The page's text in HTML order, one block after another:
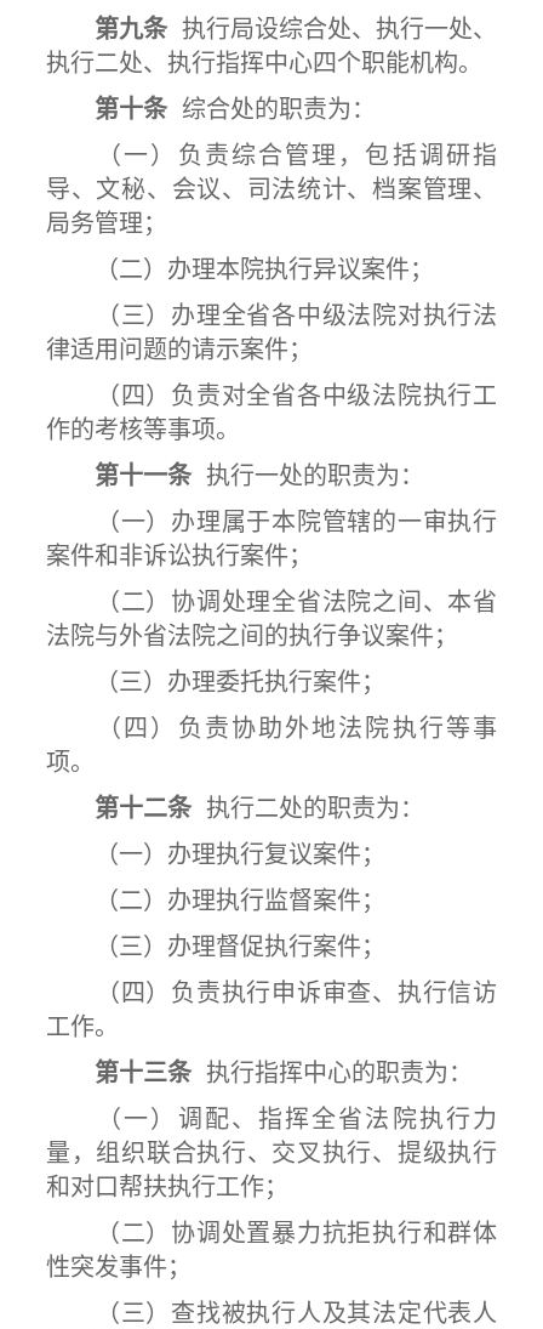
第九条 执行局设综合处、执行一处、
执行二处、执行指挥中心四个职能机构。
第十条 综合处的职责为：
（一）负责综合管理，包括调研指
导、文秘、会议、司法统计、档案管理、
局务管理；
（二）办理本院执行异议案件；
（三）办理全省各中级法院对执行法
律适用问题的请示案件；
（四）负责对全省各中级法院执行工
作的考核等事项。
第十一条 执行一处的职责为：
（一）办理属于本院管辖的一审执行
案件和非诉讼执行案件；
（二）协调处理全省法院之间、本省
法院与外省法院之间的执行争议案件；
（三）办理委托执行案件；
（四）负责协助外地法院执行等事
项。
第十二条 执行二处的职责为：
（一）办理执行复议案件；
（二）办理执行监督案件；
（三）办理督促执行案件；
（四）负责执行申诉审查、执行信访
工作。
第十三条 执行指挥中心的职责为：
（一）调配、指挥全省法院执行力
量，组织联合执行、交叉执行、提级执行
和对口帮扶执行工作；
（二）协调处置暴力抗拒执行和群体
性突发事件；
（三）查找被执行人及其法定代表人